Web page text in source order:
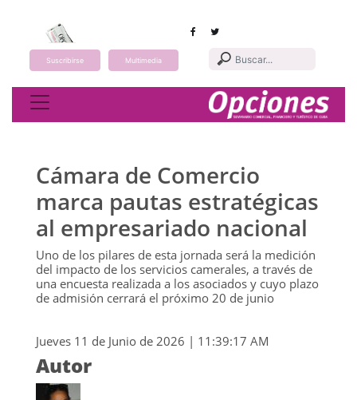
Suscribirse Multimedia
Toggle navigation
Cámara de Comercio
marca pautas estratégicas
al empresariado nacional
Uno de los pilares de esta jornada será la medición
del impacto de los servicios camerales, a través de
una encuesta realizada a los asociados y cuyo plazo
de admisión cerrará el próximo 20 de junio
Jueves 11 de Junio de 2026 | 11:39:17 AM
Autor